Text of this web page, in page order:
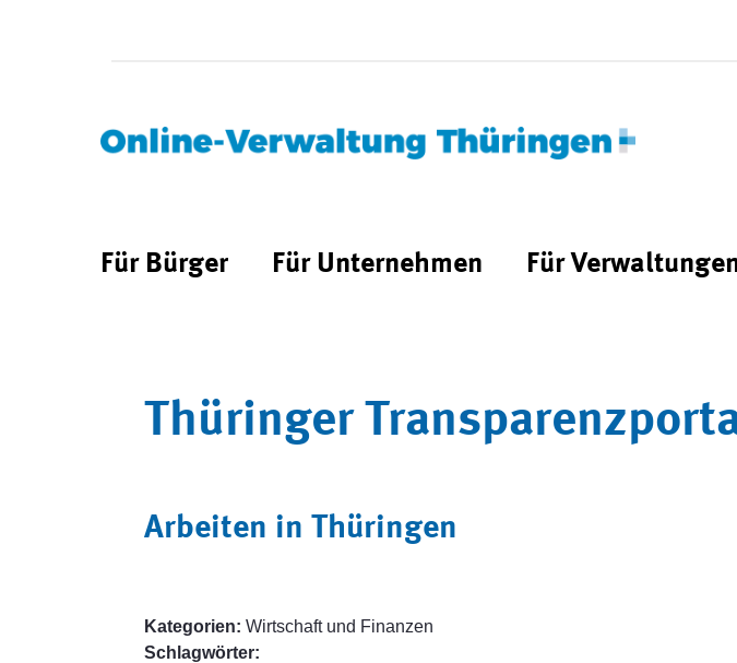
Für Bürger Für Unternehmen Für
Thüringer
Arbeiten in Thüringen
Kategorien: Wirtschaft und Finanzen
Schlagwörter: